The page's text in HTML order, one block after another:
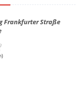
Frankfurter Straße